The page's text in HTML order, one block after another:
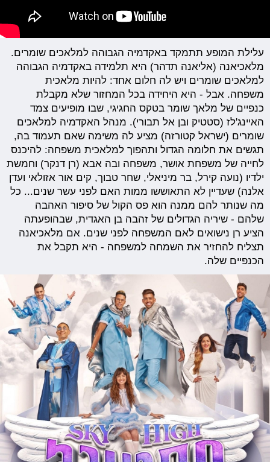
עלילת המופע תתמקד באקדמיה הגבוהה למלאכים שומרים.
מלאכיאנה (אליאנה תדהר) היא תלמידה באקדמיה הגבוהה
למלאכים שומרים ויש לה חלום אחד: להיות מלאכית
משפחה. אבל - היא היחידה בכל המחזור שלא מקבלת
כנפיים של מלאך שומר בטקס החגיגי, שבו מופיעים צמד
האיינג'לז (סטטיק ובן אל תבורי). מנהל האקדמיה למלאכים
שומרים (ישראל קטורזה) מציע לה משימה שאם תעמוד בה,
תגשים את חלומה הגדול ותהפוך למלאכית משפחה: להיכנס
לחייה של משפחת אושר, משפחה ובה אבא (רן דנקר) וחמשת
ילדיו (נועה קירל, בר מיניאלי, שחר טבוך, קים אור אזולאי ועדן
אלנה) שעדיין לא התאוששו ממות האם לפני עשר שנים... כל
מה שנותר להם ממנה הוא פס הקול של סיפור האהבה
שלהם - שיריה הגדולים של זהבה בן האגדית, שבהופעתה
הציע רן נישואים לאם המשפחה לפני שנים. אם מלאכיאנה
תצליח להחזיר את השמחה למשפחה - היא תקבל את
הכנפיים שלה.